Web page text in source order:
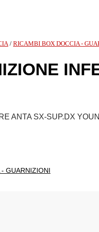
/ RICAMBI BOX DOCCIA -
ANTA SX-SUP.DX
GUARNIZIONI